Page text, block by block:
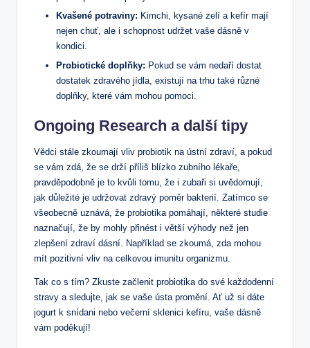
Kvašené ⁤potraviny: Kimchi, kysané zelí ⁤a‍ kefír mají
nejen chuť, ale i schopnost udržet vaše ⁤dásně v
kondici.
Probiotické doplňky: Pokud se vám nedaří dostat
dostatek zdravého ​jídla, existují na ⁤trhu také různé
⁤doplňky, které vám⁤ mohou pomoci.
Ongoing Research a další tipy
Vědci stále zkoumají vliv probiotik na ústní zdraví, a pokud
⁣se vám zdá, že se drží příliš blízko zubního lékaře,
pravděpodobně je to kvůli tomu, že i zubaři si uvědomují,
jak důležité je udržovat zdravý​ poměr bakterií. Zatímco se
všeobecně ‌uznává, že probiotika pomáhají, některé studie
naznačují, že by mohly přinést i větší výhody než jen
zlepšení zdraví dásní. Například se zkoumá, zda mohou
mít pozitivní vliv na ⁣celkovou imunitu organizmu.
Tak co s tím? ​Zkuste začlenit⁢ probiotika do své ⁤každodenní
stravy ⁣a sledujte, jak se vaše ústa promění. Ať už si dáte
jogurt k⁢ snídani nebo večerní ⁢sklenici kefíru, vaše dásně
vám poděkují!